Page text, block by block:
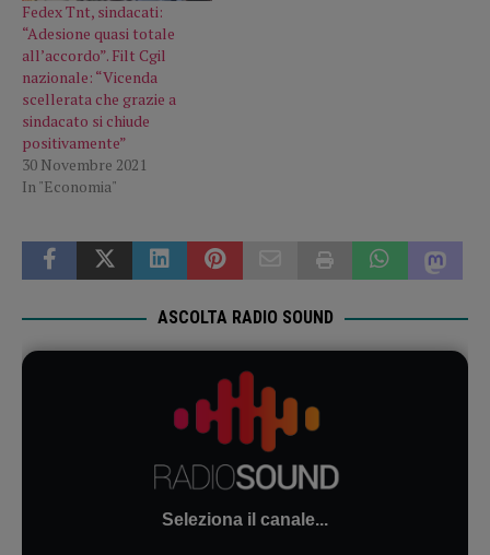
Fedex Tnt, sindacati:
“Adesione quasi totale
all’accordo”. Filt Cgil
nazionale: “Vicenda
scellerata che grazie a
sindacato si chiude
positivamente”
30 Novembre 2021
In "Economia"
ASCOLTA RADIO SOUND
Seleziona il canale...